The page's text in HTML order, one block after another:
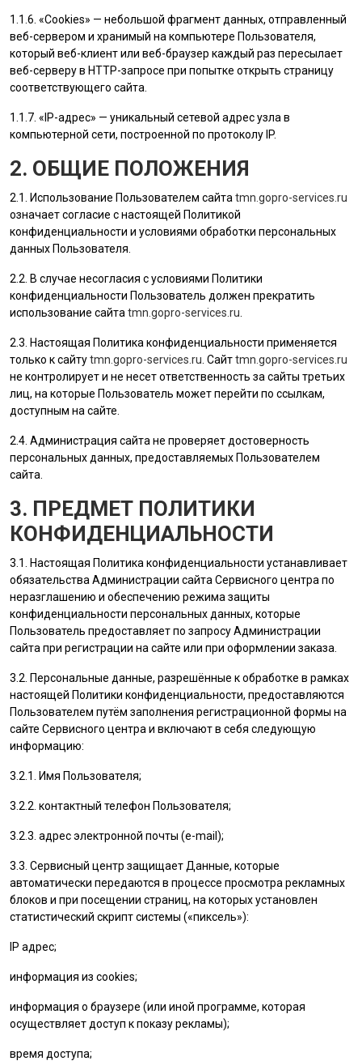
1.1.6. «Cookies» — небольшой фрагмент данных, отправленный
веб-сервером и хранимый на компьютере Пользователя,
который веб-клиент или веб-браузер каждый раз пересылает
веб-серверу в HTTP-запросе при попытке открыть страницу
соответствующего сайта.
1.1.7. «IP-адрес» — уникальный сетевой адрес узла в
компьютерной сети, построенной по протоколу IP.
2. ОБЩИЕ ПОЛОЖЕНИЯ
2.1. Использование Пользователем сайта tmn.gopro-services.ru
означает согласие с настоящей Политикой
конфиденциальности и условиями обработки персональных
данных Пользователя
2.2. В случае несогласия с условиями Политики
конфиденциальности Пользователь должен прекратить
использование сайта tmn.gopro-services.ru
2.3. Настоящая Политика конфиденциальности применяется
только к сайтуtmn.gopro-services.ru . Сайтtmn.gopro-services.ru
не контролирует и не несет ответственность за сайты третьих
лиц, на которые Пользователь может перейти по ссылкам,
доступным на сайте.
2.4. Администрация сайта не проверяет достоверность
персональных данных, предоставляемых Пользователем
сайта.
3. ПРЕДМЕТ ПОЛИТИКИ
КОНФИДЕНЦИАЛЬНОСТИ
3.1. Настоящая Политика конфиденциальности устанавливает
обязательства Администрации сайта Сервисного центра по
неразглашению и обеспечению режима защиты
конфиденциальности персональных данных, которые
Пользователь предоставляет по запросу Администрации
сайта при регистрации на сайте или при оформлении заказа.
3.2. Персональные данные, разрешённые к обработке в рамках
настоящей Политики конфиденциальности, предоставляются
Пользователем путём заполнения регистрационной формы на
cайте Сервисного центра и включают в себя следующую
информацию:
3.2.1. Имя Пользователя;
3.2.2. контактный телефон Пользователя;
3.2.3. адрес электронной почты (e-mail);
3.3. Сервисный центр защищает Данные, которые
автоматически передаются в процессе просмотра рекламных
блоков и при посещении страниц, на которых установлен
статистический скрипт системы («пиксель»):
IP адрес;
информация из cookies;
информация о браузере (или иной программе, которая
осуществляет доступ к показу рекламы);
время доступа;